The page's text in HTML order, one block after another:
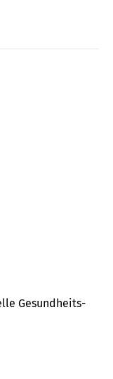
Gesund­heits-